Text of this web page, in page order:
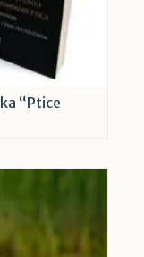
“Ptice